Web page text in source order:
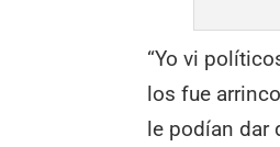
“Yo vi
los fue
le podían dar